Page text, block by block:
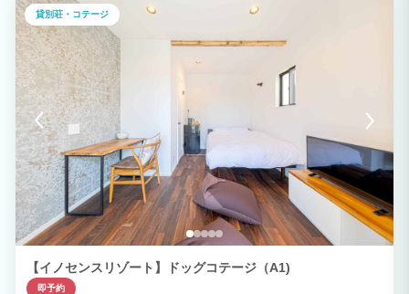
車で5分の宿です。 定員は5名様です。（小学生未満2名様まで無料） 和室、ロフトに
布団を敷いてお休みいただけます。シングルが5セット用意してあります。 駅までの送
迎はご相談下さい。 ペット宿泊：1，100円/頭 ※ケージはご持参ください。 アニバ
ーサリーケーキ（４号）3,600円～承れます。 【お部屋】 ●定員5名様（小学生未満2
名様まで無料） ●携帯電話の電波が入りづらいですが、(docomo以外は圏外になりま
す)Wi-Fiがございますのでご安心ください。 ♪近隣イベント 大大原漁港【港の朝
市】・・毎週日曜（８時～１２時）3月 椿公園 椿祭り 3月上旬～4上旬：茂原公園
茂原桜まつり 5月下旬：WSLQS 6000 ICHINOMIYA CHIBA OPEN 5月末～6月初
旬：山田川周辺 ホタル見学 7月中旬頃：南九十九里はまぐり祭り 7/31，8/7，8/13：
観光地引網 7月下旬：茂原七夕祭り 8月上旬：一宮町納涼花火大会 9上旬 ：上総国一宮
祭り 9中旬 ：上総十二社祭り（はだか祭り） 9月下旬：九十九里トライアスロン 【近
隣おすすめ名産品】 イチゴ：12月中旬～4月中旬 とまと：通年 地酒：3月ごろ新酒 長
生メロン：6月下旬～7月中旬 梨：7月下旬～10月中旬 外房伊勢海老（千葉ブランド水
産物認定品）：4月～5月、8月～12月 太東地タコ（千葉ブランド水産物認定品）：12
月～1月 機械根サザエ：4月～5月、8月 ブルーベリー：5月末～8月
貸別荘・コテージ
【イノセンスリゾート】ドッグコテージ（A1)
即予約